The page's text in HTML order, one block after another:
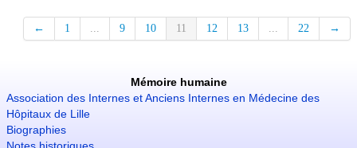
← 1 ... 9 10 11 12 13 ... 22 →
Mémoire humaine
Association des Internes et Anciens Internes en Médecine des
Hôpitaux de Lille
Biographies